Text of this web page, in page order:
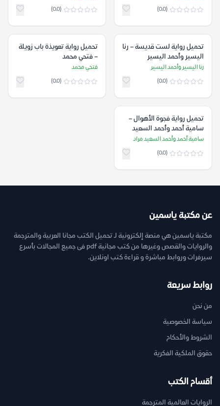
(0.0)
(0.0)
تحميل رواية لست قديسة – رنا
اليسير وأحمد اليسير
رنا اليسير وأحمد اليسير
(0.0)
تحميل رواية تعويذة باب زويلة
– فتحي محمد
فتحي محمد
(0.0)
تحميل رواية فجوة الأهوال –
سامية أحمد وأحمد السعيد
مراد
سامية أحمد وأحمد السعيد مراد
(0.0)
عن مكتبة ياسمين
مكتبة ياسمين هي منصة إلكترونية لـ تحميل الكتب مجانا العربية والمترجمة
والروايات والقصص وغيرها من كتب مجانية pdf فى جميع المجالات بأسرع
سيرفرات وروابط مباشرة و قراءة كتب اونلاين.
روابط سريعة
من نحن
سياسة الخصوصية
الشروط والأحكام
حقوق الملكية الفكرية
أقسام الكتب
الروايات العالمية المترجمة